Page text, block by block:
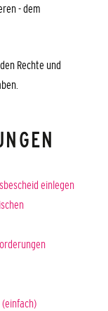
- dem
Rechte und
einlegen